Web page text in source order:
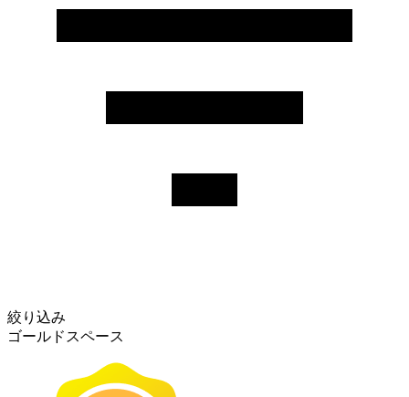
絞り込み
ゴールドスペース